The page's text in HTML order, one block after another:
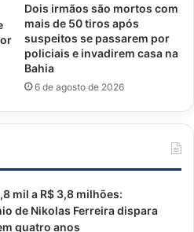
Dois irmãos são mortos com
mais de 50 tiros após
suspeitos se passarem por
policiais e invadirem casa na
Bahia
6 de agosto de 2026
mil a R$ 3,8 milhões:
de Nikolas Ferreira dispara
quatro anos